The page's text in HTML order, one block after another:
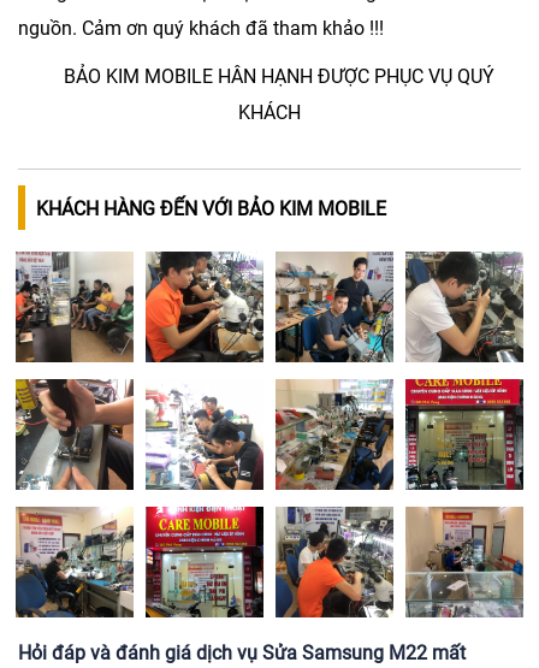
nguồn. Cảm ơn quý khách đã tham khảo !!!
BẢO KIM MOBILE HÂN HẠNH ĐƯỢC PHỤC VỤ QUÝ
KHÁCH
KHÁCH HÀNG ĐẾN VỚI BẢO KIM MOBILE
Hỏi đáp và đánh giá dịch vụ Sửa Samsung M22 mất